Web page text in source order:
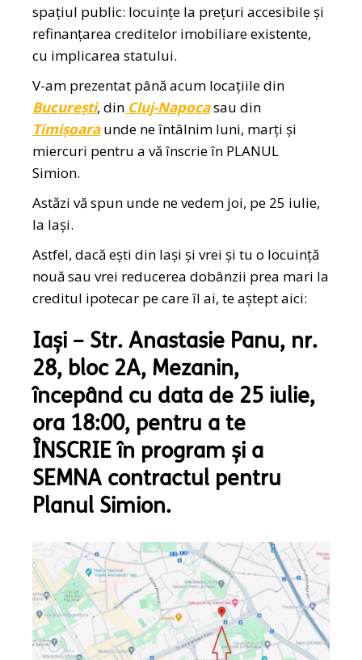
spațiul public: locuințe la prețuri accesibile și
refinanțarea creditelor imobiliare existente,
cu implicarea statului.
V-am prezentat până acum locațiile din
București, din Cluj-Napocasau din
Timișoaraunde ne întâlnim luni, marți și
miercuri pentru a vă înscrie în PLANUL
Simion.
Astăzi vă spun unde ne vedem joi, pe 25 iulie,
la Iași.
Astfel, dacă ești din Iași și vrei și tu o locuință
nouă sau vrei reducerea dobânzii prea mari la
creditul ipotecar pe care îl ai, te aștept aici:
Iași – Str. Anastasie Panu, nr.
28, bloc 2A, Mezanin,
începând cu data de 25 iulie,
ora 18:00, pentru a te
ÎNSCRIE în program și a
SEMNA contractul pentru
Planul Simion.